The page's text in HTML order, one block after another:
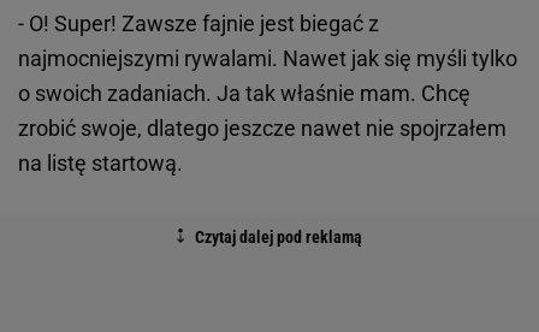
- O! Super! Zawsze fajnie jest biegać z
najmocniejszymi rywalami. Nawet jak się myśli tylko
o swoich zadaniach. Ja tak właśnie mam. Chcę
zrobić swoje, dlatego jeszcze nawet nie spojrzałem
na listę startową.